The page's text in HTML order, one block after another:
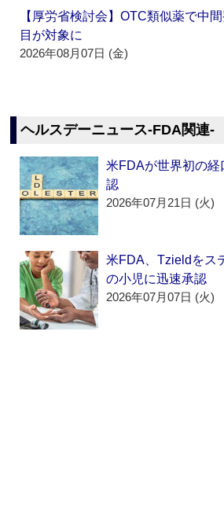
【厚労省検討会】OTC類似薬で中
目が対象に
2026年08月07日 (金)
ヘルスデーニュース‐FDA関連‐
米FDAが世界初の
認
2026年07月21日 (火)
米FDA、Tzieldをス
の小児に迅速承認
2026年07月07日 (火)